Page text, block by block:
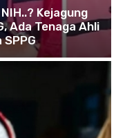
Kejagung
Ada Tenaga Ahli
SPPG